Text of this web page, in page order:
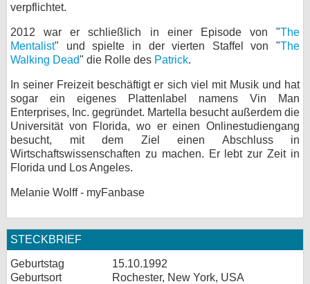
verpflichtet.
2012 war er schließlich in einer Episode von "The
Mentalist" und spielte in der vierten Staffel von "The
Walking Dead" die Rolle des Patrick.
In seiner Freizeit beschäftigt er sich viel mit Musik und hat
sogar ein eigenes Plattenlabel namens Vin Man
Enterprises, Inc. gegründet. Martella besucht außerdem die
Universität von Florida, wo er einen Onlinestudiengang
besucht, mit dem Ziel einen Abschluss in
Wirtschaftswissenschaften zu machen. Er lebt zur Zeit in
Florida und Los Angeles.
Melanie Wolff - myFanbase
STECKBRIEF
Geburtstag
15.10.1992
Geburtsort
Rochester, New York, USA
Desktop-Ansicht
myFanbase